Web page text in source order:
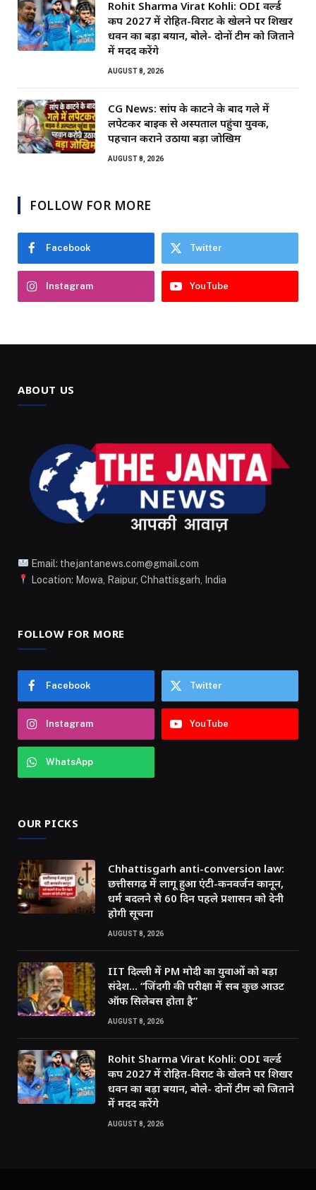
Rohit Sharma Virat Kohli: ODI वर्ल्ड
कप 2027 में रोहित-विराट के खेलने पर शिखर
धवन का बड़ा बयान, बोले- दोनों टीम को जिताने
में मदद करेंगे
AUGUST 8, 2026
CG News: सांप के काटने के बाद गले में
लपेटकर बाइक से अस्पताल पहुंचा युवक,
पहचान कराने उठाया बड़ा जोखिम
AUGUST 8, 2026
FOLLOW FOR MORE
Facebook Twitter
Instagram YouTube
ABOUT US
Email: thejantanews.com@gmail.com
Location: Mowa, Raipur, Chhattisgarh, India
FOLLOW FOR MORE
Facebook Twitter
Instagram YouTube
WhatsApp
OUR PICKS
Chhattisgarh anti-conversion law:
छत्तीसगढ़ में लागू हुआ एंटी-कनवर्जन कानून,
धर्म बदलने से 60 दिन पहले प्रशासन को देनी
होगी सूचना
AUGUST 8, 2026
IIT दिल्ली में PM मोदी का युवाओं को बड़ा
संदेश… “जिंदगी की परीक्षा में सब कुछ आउट
ऑफ सिलेबस होता है”
AUGUST 8, 2026
Rohit Sharma Virat Kohli: ODI वर्ल्ड
कप 2027 में रोहित-विराट के खेलने पर शिखर
धवन का बड़ा बयान, बोले- दोनों टीम को जिताने
में मदद करेंगे
AUGUST 8, 2026